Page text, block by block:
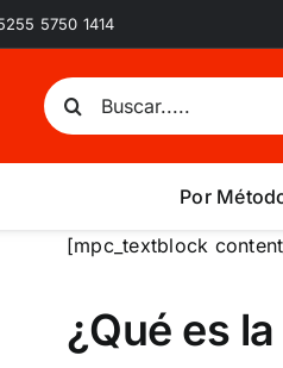
5750 1414
Buscar:
Por
[mpc_textblock
¿Qué es